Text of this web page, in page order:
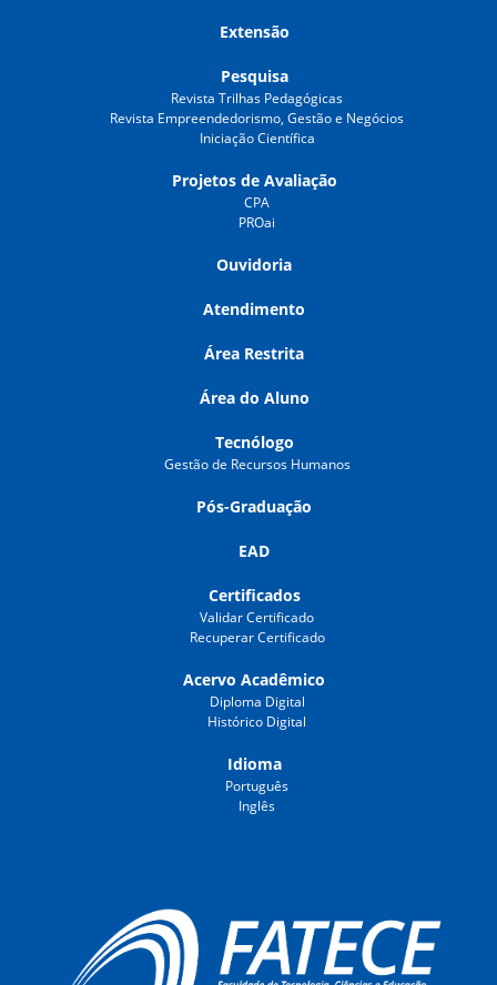
Extensão
Pesquisa
Revista Trilhas Pedagógicas
Revista Empreendedorismo, Gestão e Negócios
Iniciação Científica
Projetos de Avaliação
CPA
PROai
Ouvidoria
Atendimento
Área Restrita
Área do Aluno
Tecnólogo
Gestão de Recursos Humanos
Pós-Graduação
EAD
Certificados
Validar Certificado
Recuperar Certificado
Acervo Acadêmico
Diploma Digital
Histórico Digital
Idioma
Português
Inglês